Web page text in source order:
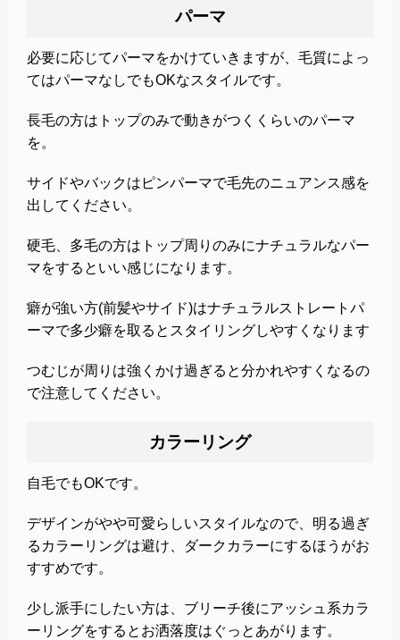
パーマ
必要に応じてパーマをかけていきますが、毛質によっ
てはパーマなしでもOKなスタイルです。
長毛の方はトップのみで動きがつくくらいのパーマ
を。
サイドやバックはピンパーマで毛先のニュアンス感を
出してください。
硬毛、多毛の方はトップ周りのみにナチュラルなパー
マをするといい感じになります。
癖が強い方(前髪やサイド)はナチュラルストレートパ
ーマで多少癖を取るとスタイリングしやすくなります
つむじが周りは強くかけ過ぎると分かれやすくなるの
で注意してください。
カラーリング
自毛でもOKです。
デザインがやや可愛らしいスタイルなので、明る過ぎ
るカラーリングは避け、ダークカラーにするほうがお
すすめです。
少し派手にしたい方は、ブリーチ後にアッシュ系カラ
ーリングをするとお洒落度はぐっとあがります。